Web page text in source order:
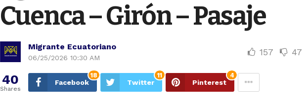
Cuenca – Girón – Pasaje
Migrante Ecuatoriano
06/25/2026 10:30 AM
157 47
40
Shares
Facebook
18
Twitter
11
Pinterest
4